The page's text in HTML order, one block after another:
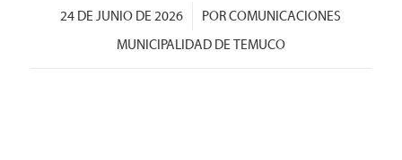
24 DE JUNIO DE 2026
/ PORCOMUNICACIONES
MUNICIPALIDAD DE TEMUCO